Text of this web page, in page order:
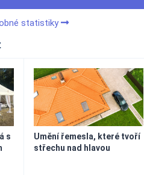
statistiky
s
Umění řemesla, které tvoří
střechu nad hlavou